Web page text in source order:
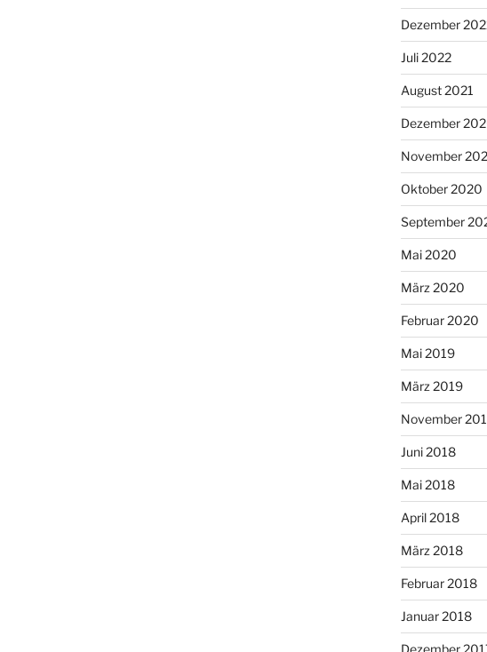
Dezember
Juli 2022
August 2021
Dezember
November
Oktober 2020
September
Mai 2020
März 2020
Februar 2020
Mai 2019
März 2019
November
Juni 2018
Mai 2018
April 2018
März 2018
Februar 2018
Januar 2018
Dezember